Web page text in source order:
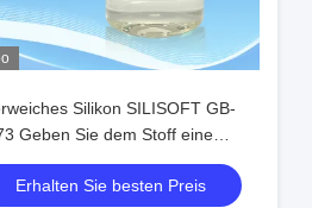
Silikon SILISOFT GB-
Geben Sie dem Stoff eine
Weichheit gut rutschig
Inneres Weiches
Erhalten Sie besten Preis